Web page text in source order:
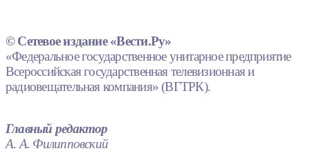
© Сетевое издание «Вести.Ру»
«Федеральное государственное унитарное предприятие
Всероссийская государственная телевизионная и
радиовещательная компания» (ВГТРК).
Главный редактор
А. А. Филипповский